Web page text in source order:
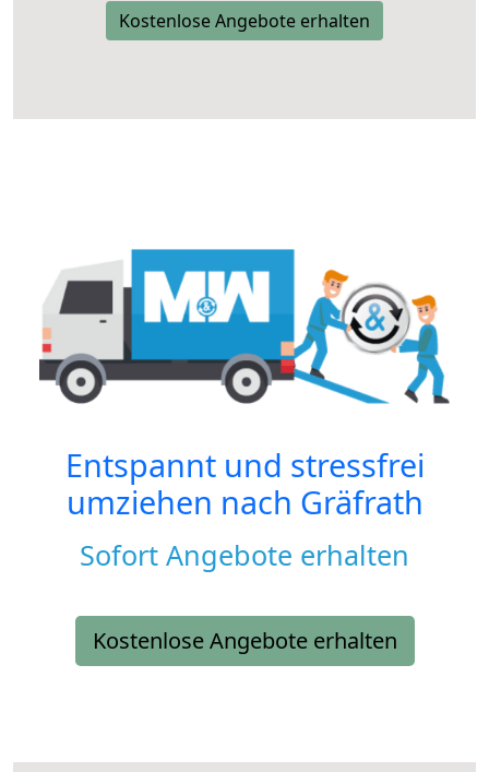
Kostenlose Angebote erhalten
Entspannt und stressfrei
umziehen nach Gräfrath
Sofort Angebote erhalten
Kostenlose Angebote erhalten